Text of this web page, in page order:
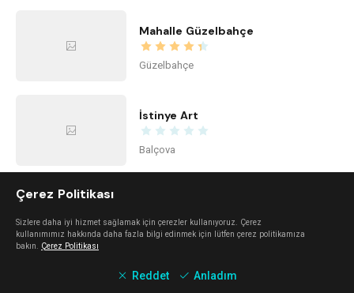
Mahalle Güzelbahçe
Güzelbahçe
İstinye Art
Balçova
Alaçatı
Çerez Politikası
Sizlere daha iyi hizmet sağlamak için çerezler kullanıyoruz. Çerez
kullanımımız hakkında daha fazla bilgi edinmek için lütfen çerez politikamıza
bakın. Çerez Politikası
Reddet Anladım